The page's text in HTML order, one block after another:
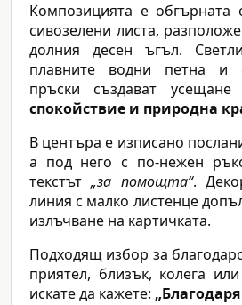
Композицията е обгърната
сивозелени листа,
долния десен ъгъл.
плавните водни петна и
пръски създават
спокойствие и природна
В центъра е изписано
а под него с по-нежен
текстът„за помощта“.
линия с малко листенце
излъчване на картичката.
Подходящ избор за
приятел, близък, колега
искате да кажете: